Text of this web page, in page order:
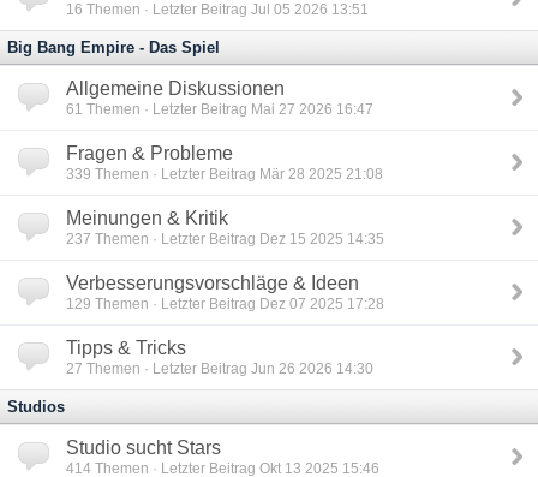
16 Themen · Letzter Beitrag Jul 05 2026 13:51
Big Bang Empire - Das Spiel
Allgemeine Diskussionen
61 Themen · Letzter Beitrag Mai 27 2026 16:47
Fragen & Probleme
339 Themen · Letzter Beitrag Mär 28 2025 21:08
Meinungen & Kritik
237 Themen · Letzter Beitrag Dez 15 2025 14:35
Verbesserungsvorschläge & Ideen
129 Themen · Letzter Beitrag Dez 07 2025 17:28
Tipps & Tricks
27 Themen · Letzter Beitrag Jun 26 2026 14:30
Studios
Studio sucht Stars
414 Themen · Letzter Beitrag Okt 13 2025 15:46